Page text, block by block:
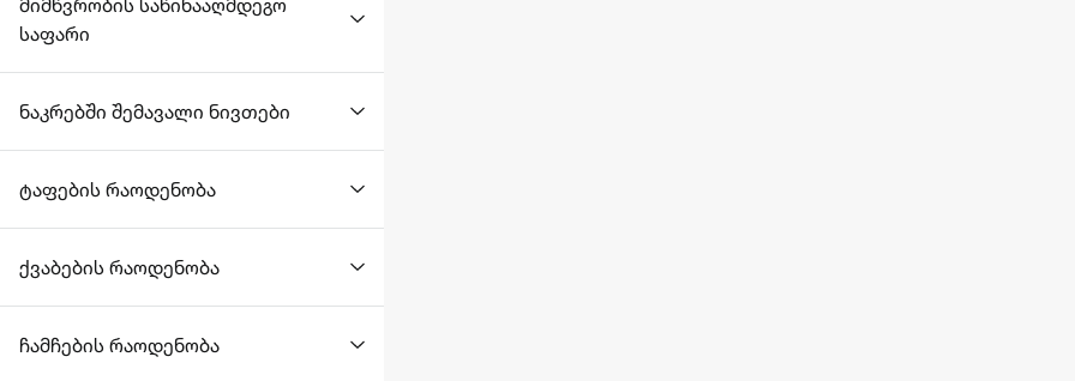
მიმწვრობის საწინააღმდეგო
საფარი
ნაკრებში შემავალი ნივთები
ტაფების რაოდენობა
ქვაბების რაოდენობა
ჩამჩების რაოდენობა